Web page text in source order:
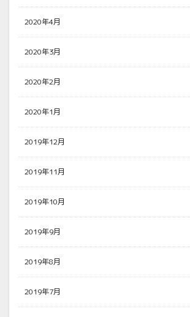
2020年4月
2020年3月
2020年2月
2020年1月
2019年12月
2019年11月
2019年10月
2019年9月
2019年8月
2019年7月